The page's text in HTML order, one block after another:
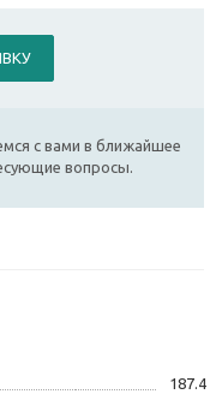
с вами в ближайшее
вопросы.
187.4